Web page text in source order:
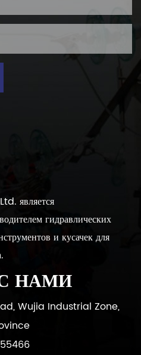
является
гидравлических
и кусачек для
НАМИ
Wujia Industrial Zone,